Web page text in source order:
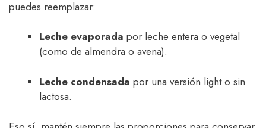
puedes reemplazar:
Leche evaporada por leche entera o vegetal
(como de almendra o avena).
Leche condensada por una versión light o sin
lactosa.